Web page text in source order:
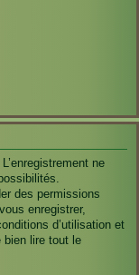
ne
des permissions
enregistrer,
d’utilisation et
bien lire tout le